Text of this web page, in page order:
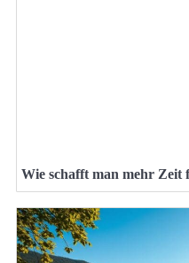
Wie schafft man mehr Zeit